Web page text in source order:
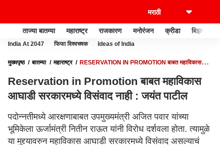
ताज्या बातम्या महाराष्ट्र राजकारण मनोरंजन क्रीडा बिझनेस
India At 2047 फिफा विश्वचषक Ideas of India
मुख्यपृष्ठ बातम्या महाराष्ट्र
RESERVATION IN PROMOTION बाबत महाविकास
Reservation in Promotion बाबत महाविकास
आघाडी सरकारमध्ये विसंवाद नाही : जयंत पाटील
पदोन्नतीमध्ये आरक्षणाबाबत उपमुख्यमंत्री अजित पवार यांच्या
भूमिकेला ऊर्जामंत्री नितीन राऊत यांनी विरोध दर्शवला होता. त्यामुळे
या मुद्द्यावरुन महाविकास आघाडी सरकारमध्ये विसंवाद असल्याचं